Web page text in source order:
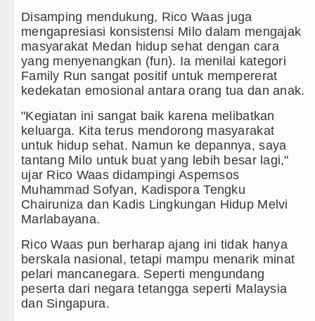
Tim Gabungan Ringkus 3
Emma Raducanu Absen di Grand
Juventus Dikalahkan Inter Milan di
PSG Ditahan Manchester United
Chelsea Gilas AC Milan di Laga
Ketua GRIB Jaya Labuhanbatu
Gubernur Bobby Nasution Minta
Rico Waas : Kemerdekaan Harus
Akses Jalan ke Pemandian Air
Dayang Nan Tujuh Menggetarkan
Disamping mendukung, Rico Waas juga
mengapresiasi konsistensi Milo dalam mengajak
masyarakat Medan hidup sehat dengan cara
yang menyenangkan (fun). Ia menilai kategori
Family Run sangat positif untuk mempererat
kedekatan emosional antara orang tua dan anak.
"Kegiatan ini sangat baik karena melibatkan
keluarga. Kita terus mendorong masyarakat
untuk hidup sehat. Namun ke depannya, saya
tantang Milo untuk buat yang lebih besar lagi,"
ujar Rico Waas didampingi Aspemsos
Muhammad Sofyan, Kadispora Tengku
Chairuniza dan Kadis Lingkungan Hidup Melvi
Marlabayana.
Rico Waas pun berharap ajang ini tidak hanya
berskala nasional, tetapi mampu menarik minat
pelari mancanegara. Seperti mengundang
peserta dari negara tetangga seperti Malaysia
dan Singapura.